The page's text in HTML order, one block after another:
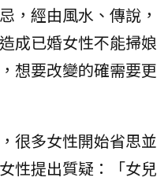
，經由風水、傳說，
成已婚女性不能掃娘
想要改變的確需要更
很多女性開始省思並
性提出質疑：「女兒